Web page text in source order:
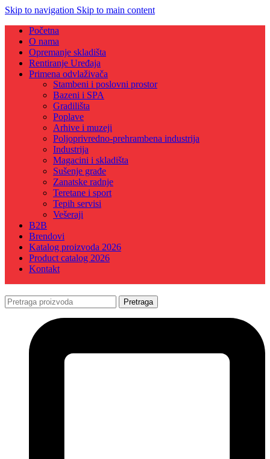
Skip to navigation Skip to main content
Početna
O nama
Opremanje skladišta
Rentiranje Uređaja
Primena odvlaživača
Stambeni i poslovni prostor
Bazeni i SPA
Gradilišta
Poplave
Arhive i muzeji
Poljoprivredno-prehrambena industrija
Industrija
Magacini i skladišta
Sušenje građe
Zanatske radnje
Teretane i sport
Tepih servisi
Vešeraji
B2B
Brendovi
Katalog proizvoda 2026
Product catalog 2026
Kontakt
Pretraga